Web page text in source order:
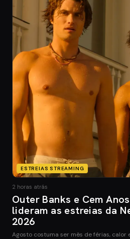
ESTREIAS STREAMING
2 horas atrás
Outer Banks e Cem
lideram as estreias da
2026
Agosto costuma ser mês de férias, calor